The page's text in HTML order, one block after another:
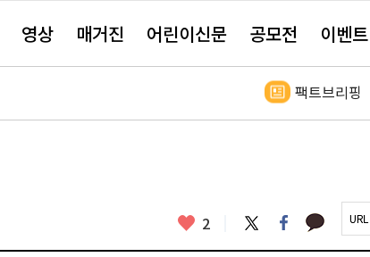
영상 매거진 어린이신문 공모전 이벤트
팩트브리핑
좋
요
2 트
위
터
페
이
스
카
카 페
이
지